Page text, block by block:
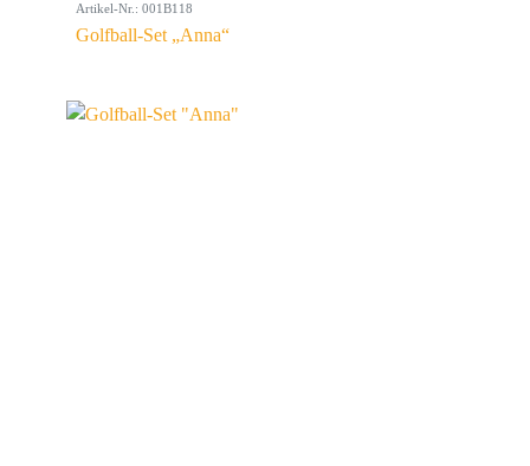
Artikel-Nr.: 001B118
Golfball-Set „Anna“